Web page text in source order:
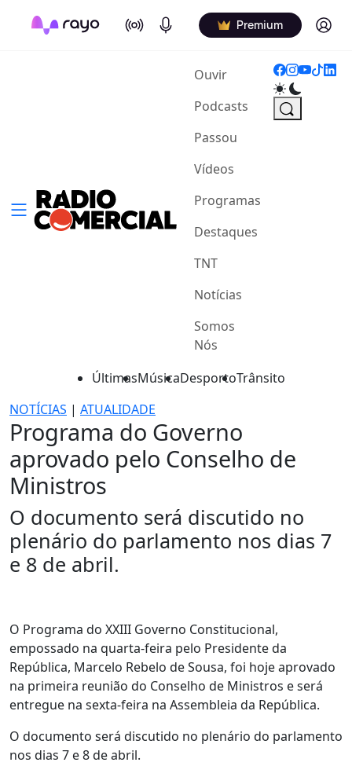
On Air Podcasts Premium Log in
Ouvir(current)
Podcasts
Passou
Vídeos
Programas
Destaques
TNT
Notícias
Somos
Nós
ÚltimasMúsicaDesportoTrânsito
NOTÍCIAS | ATUALIDADE
Programa do Governo
aprovado pelo Conselho de
Ministros
O documento será discutido no
plenário do parlamento nos dias 7
e 8 de abril.
O Programa do XXIII Governo Constitucional,
empossado na quarta-feira pelo Presidente da
República, Marcelo Rebelo de Sousa, foi hoje aprovado
na primeira reunião do Conselho de Ministros e será
entregue na sexta-feira na Assembleia da República.
O documento será discutido no plenário do parlamento
nos dias 7 e 8 de abril.